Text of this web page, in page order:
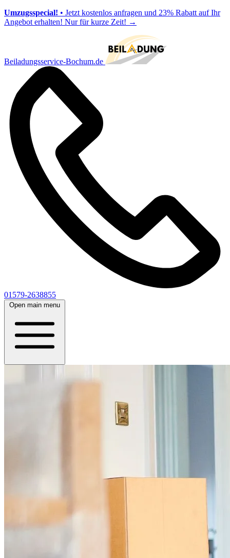
Umzugsspecial! • Jetzt kostenlos anfragen und 23% Rabatt auf Ihr
Angebot erhalten! Nur für kurze Zeit! →
Beiladungsservice-Bochum.de
01579-2638855
Open main menu